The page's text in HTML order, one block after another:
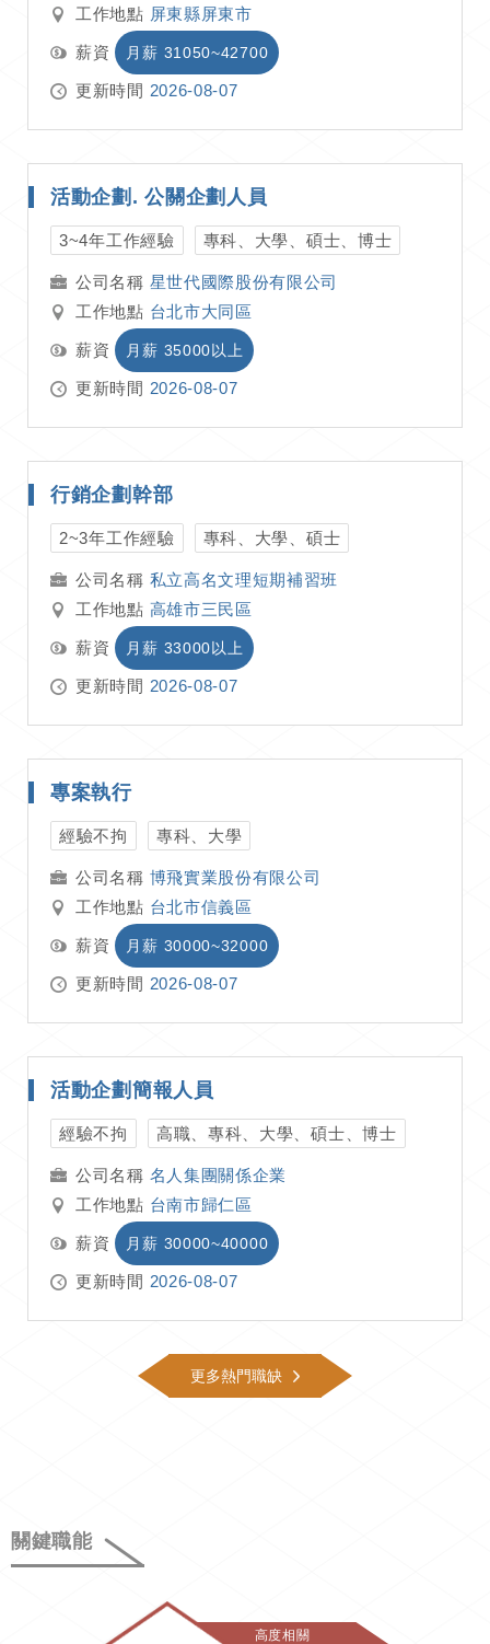
工作地點 屏東縣屏東市
薪資 月薪 31050~42700
更新時間 2026-08-07
活動企劃. 公關企劃人員
3~4年工作經驗 專科、大學、碩士、博士
星世代國際股份有限公司
工作地點 台北市大同區
薪資 月薪 35000以上
更新時間 2026-08-07
行銷企劃幹部
2~3年工作經驗 專科、大學、碩士
私立高名文理短期補習班
工作地點 高雄市三民區
薪資 月薪 33000以上
更新時間 2026-08-07
專案執行
經驗不拘 專科、大學
博飛實業股份有限公司
工作地點 台北市信義區
薪資 月薪 30000~32000
更新時間 2026-08-07
活動企劃簡報人員
經驗不拘 高職、專科、大學、碩士、博士
名人集團關係企業
工作地點 台南市歸仁區
薪資 月薪 30000~40000
更新時間 2026-08-07
更多熱門職缺
關鍵職能
高度相關